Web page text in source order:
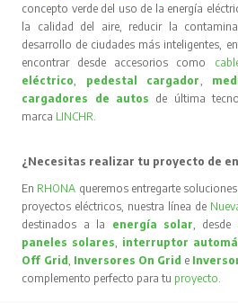
concepto verde del uso de la energía
la calidad del aire, reducir la
desarrollo de ciudades más inteligentes,
encontrar desde accesorios como
eléctrico, pedestal cargador,
cargadores de autos de última
marca LINCHR.
¿Necesitas realizar tu proyecto de
En RHONA queremos entregarte
proyectos eléctricos, nuestra línea de
destinados a la energía solar, desde
paneles solares, interruptor
Off Grid, Inversores On Grid e
complemento perfecto para tu proyecto.